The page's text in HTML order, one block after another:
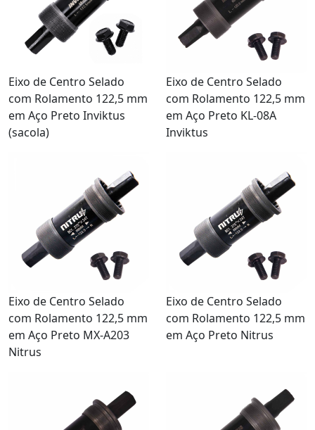
Eixo de Centro Selado
com Rolamento 122,5 mm
em Aço Preto Inviktus
(sacola)
Eixo de Centro Selado
com Rolamento 122,5 mm
em Aço Preto KL-08A
Inviktus
Eixo de Centro Selado
com Rolamento 122,5 mm
em Aço Preto MX-A203
Nitrus
Eixo de Centro Selado
com Rolamento 122,5 mm
em Aço Preto Nitrus